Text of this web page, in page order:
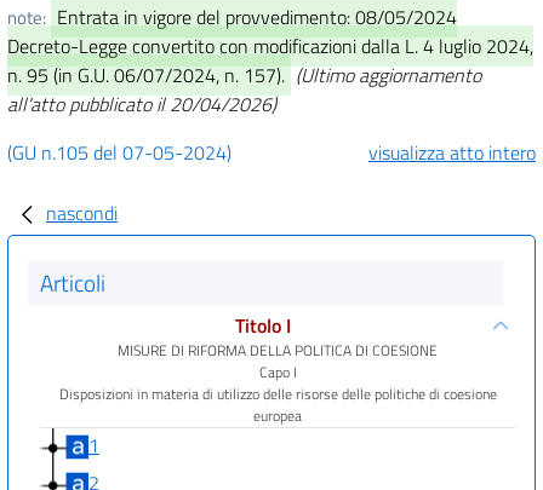
note: Entrata in vigore del provvedimento: 08/05/2024
Decreto-Legge convertito con modificazioni dalla L. 4 luglio 2024,
n. 95 (in G.U. 06/07/2024, n. 157). (Ultimo aggiornamento
all'atto pubblicato il 20/04/2026)
(GU n.105 del 07-05-2024)
visualizza atto intero
nascondi
Articoli
Titolo I
MISURE DI RIFORMA DELLA POLITICA DI COESIONE
Capo I
Disposizioni in materia di utilizzo delle risorse delle politiche di coesione
europea
1
2